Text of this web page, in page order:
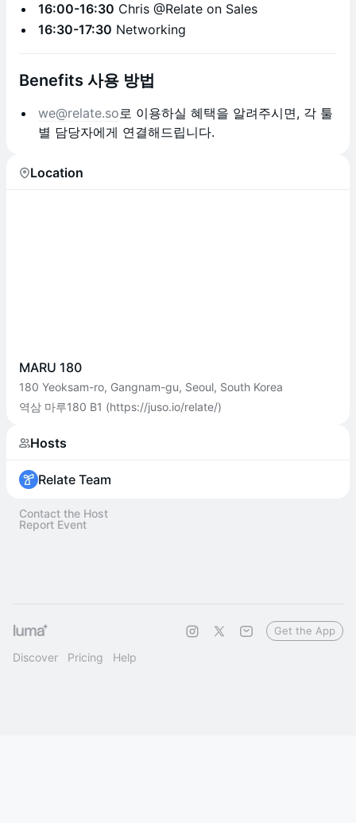
16:00-16:30 Chris @Relate on Sales
​16:30-17:30 Networking
Benefits 사용 방법
we@relate.so로 이용하실 혜택을 알려주시면, 각 툴
별 담당자에게 연결해드립니다.
Location
MARU 180
180 Yeoksam-ro, Gangnam-gu, Seoul, South Korea
역삼 마루180 B1 (https://juso.io/relate/)
Hosts
Relate Team
Contact the Host
Report Event
Discover Pricing Help
Get the App